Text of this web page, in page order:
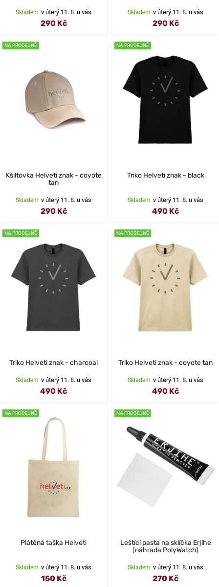
Skladem v úterý 11. 8. u vás
290 Kč
Skladem v úterý 11. 8. u vás
290 Kč
NA PRODEJNĚ
Kšiltovka Helveti znak - coyote
tan
Skladem v úterý 11. 8. u vás
290 Kč
NA PRODEJNĚ
Triko Helveti znak - black
Skladem v úterý 11. 8. u vás
490 Kč
NA PRODEJNĚ
Triko Helveti znak - charcoal
Skladem v úterý 11. 8. u vás
490 Kč
NA PRODEJNĚ
Triko Helveti znak - coyote tan
Skladem v úterý 11. 8. u vás
490 Kč
NA PRODEJNĚ
Plátěná taška Helveti
Skladem v úterý 11. 8. u vás
150 Kč
NA PRODEJNĚ
Leštící pasta na sklíčka Erjihe
(náhrada PolyWatch)
Skladem v úterý 11. 8. u vás
270 Kč